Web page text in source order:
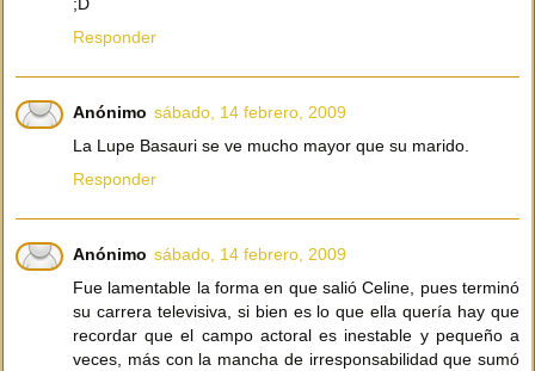
;D
Responder
Anónimo sábado, 14 febrero, 2009
La Lupe Basauri se ve mucho mayor que su marido.
Responder
Anónimo sábado, 14 febrero, 2009
Fue lamentable la forma en que salió Celine, pues terminó
su carrera televisiva, si bien es lo que ella quería hay que
recordar que el campo actoral es inestable y pequeño a
veces, más con la mancha de irresponsabilidad que sumó